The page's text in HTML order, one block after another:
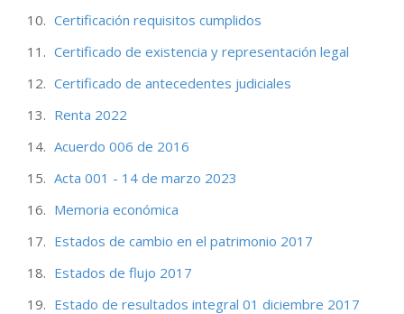
Certificación requisitos cumplidos
Certificado de existencia y representación legal
Certificado de antecedentes judiciales
Renta 2022
Acuerdo 006 de 2016
Acta 001 - 14 de marzo 2023
Memoria económica
Estados de cambio en el patrimonio 2017
Estados de flujo 2017
Estado de resultados integral 01 diciembre 2017